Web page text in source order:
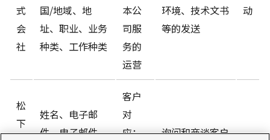
式
会
社
国/地域、地
址、职业、业务
种类、工作种类
本公
司服
务的
运营
环境、技术文书
等的发送
动
松
下
姓名、电子邮
件、电子邮件
客户
对
应；
询问和商谈客户